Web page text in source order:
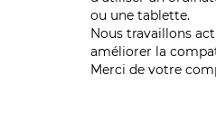
ou une tablette.
Nous travaillons
améliorer la
Merci de votre